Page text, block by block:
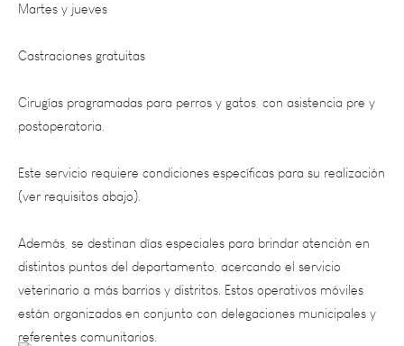
Castraciones gratuitas
Cirugías programadas para perros y gatos, con asistencia pre y
postoperatoria.
Este servicio requiere condiciones específicas para su realización
(ver requisitos abajo).
Además, se destinan días especiales para brindar atención en
distintos puntos del departamento, acercando el servicio
veterinario a más barrios y distritos. Estos operativos móviles
están organizados en conjunto con delegaciones municipales y
referentes comunitarios.